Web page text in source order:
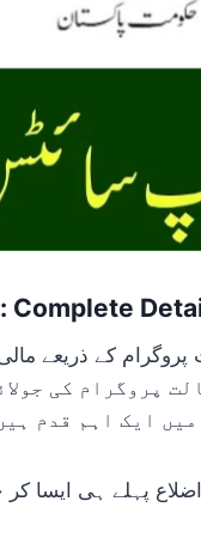
Complete
کے ذریعے
نے بی آئی ایس۔پی 8171 کیمپ سائٹ کے
ایک اہم قدم
پہلے ہی ایسا کر